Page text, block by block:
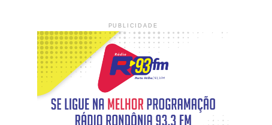
PUBLICIDADE